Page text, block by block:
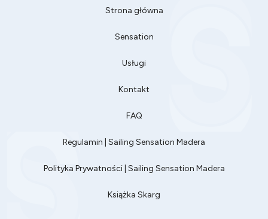
Strona główna
Sensation
Usługi
Kontakt
FAQ
Regulamin | Sailing Sensation Madera
Polityka Prywatności | Sailing Sensation Madera
Książka Skarg